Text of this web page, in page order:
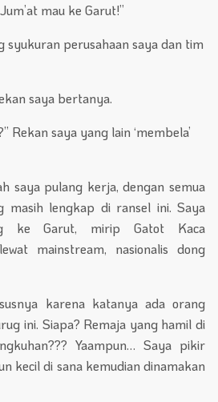
mau ke Garut!”
syukuran perusahaan saya dan tim
saya bertanya.
Rekan saya yang lain ‘membela’
saya pulang kerja, dengan semua
masih lengkap di ransel ini. Saya
ke Garut, mirip Gatot Kaca
mainstream, nasionalis dong
karena katanya ada orang
ini. Siapa? Remaja yang hamil di
Yaampun… Saya pikir
kecil di sana kemudian dinamakan